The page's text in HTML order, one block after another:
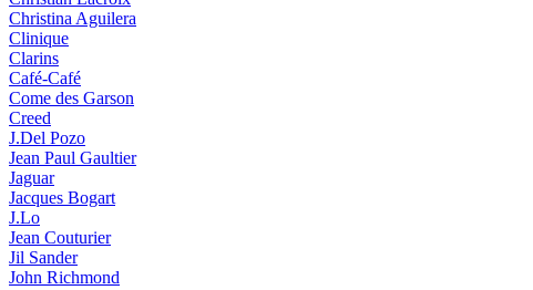
Christina Aguilera
Clinique
Clarins
Café-Café
Come des Garson
Creed
J.Del Pozo
Jean Paul Gaultier
Jaguar
Jacques Bogart
J.Lo
Jean Couturier
Jil Sander
John Richmond